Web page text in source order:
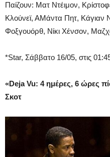
Παίζουν: Ματ Ντέιμον,
Κλούνεϊ, ΑΜάντα Πητ,
Φοξγουόρθ, Νίκι Χένσον,
*Star, Σάββατο 16/05, στις
«Deja Vu: 4 ημέρες, 6 ώρες
Σκοτ